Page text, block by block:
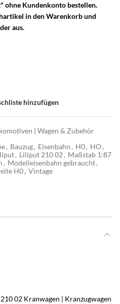
ohne Kundenkonto bestellen.
in den Warenkorb und
aus.
hinzufügen
| Wagen & Zubehör
, Bauzug, Eisenbahn , H0, HO,
, Liliput 210 02 , Maßstab 1:87
, Modelleisenbahn gebraucht,
H0, Vintage
02 Kranwagen | Kranzugwagen